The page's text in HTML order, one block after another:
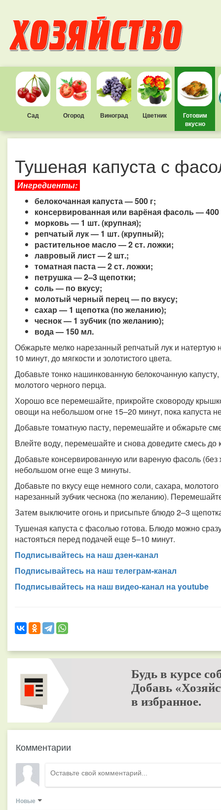
Сад Огород Виноград Цветник
Готовим
вкусно
Тушеная капуста с
Ингредиенты:
белокочанная капуста — 500 г;
консервированная или варёная фасоль — 400
морковь — 1 шт. (крупная);
репчатый лук — 1 шт. (крупный);
растительное масло — 2 ст. ложки;
лавровый лист — 2 шт.;
томатная паста — 2 ст. ложки;
петрушка — 2–3 щепотки;
соль — по вкусу;
молотый черный перец — по вкусу;
сахар — 1 щепотка (по желанию);
чеснок — 1 зубчик (по желанию);
вода — 150 мл.
Обжарьте мелко нарезанный репчатый лук и натертую
10 минут, до мягкости и золотистого цвета.
Добавьте тонко нашинкованную белокочанную
молотого черного перца.
Хорошо все перемешайте, прикройте сковороду
овощи на небольшом огне 15–20 минут, пока капуста
Добавьте томатную пасту, перемешайте и обжарьте
Влейте воду, перемешайте и снова доведите смесь до
Добавьте консервированную или вареную фасоль
небольшом огне еще 3 минуты.
Добавьте по вкусу еще немного соли, сахара,
нарезанный зубчик чеснока (по желанию).
Затем выключите огонь и присыпьте блюдо 2–3
Тушеная капуста с фасолью готова. Блюдо можно
настояться перед подачей еще 5–10 минут.
Подписывайтесь на наш дзен-канал
Подписывайтесь на наш телеграм-канал
Подписывайтесь на наш видео-канал на youtube
Будь в курсе
Добавь
в избранное.
Комментарии
Новые